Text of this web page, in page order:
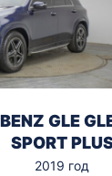
GLE
SPORT
2019 год